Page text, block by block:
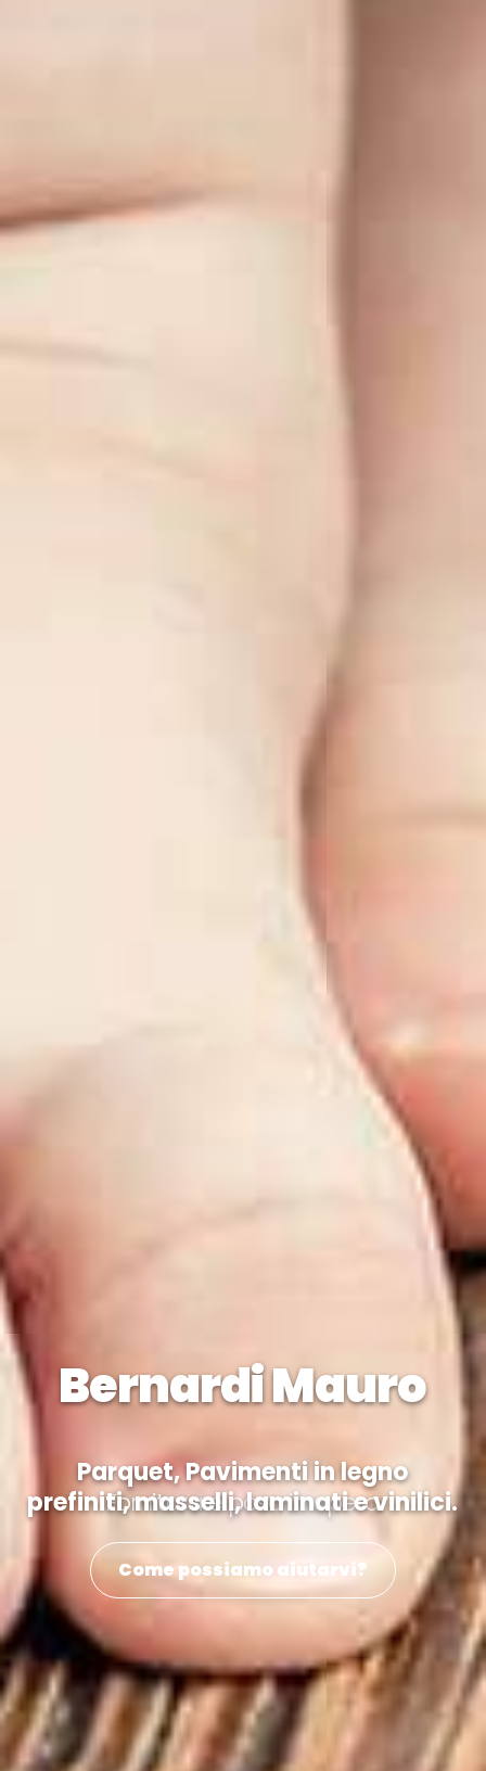
Bernardi Mauro
Fornitura e posa in opera
Come possiamo aiutarvi?
Parquet, Pavimenti in legno
prefiniti, masselli, laminati e vinilici.